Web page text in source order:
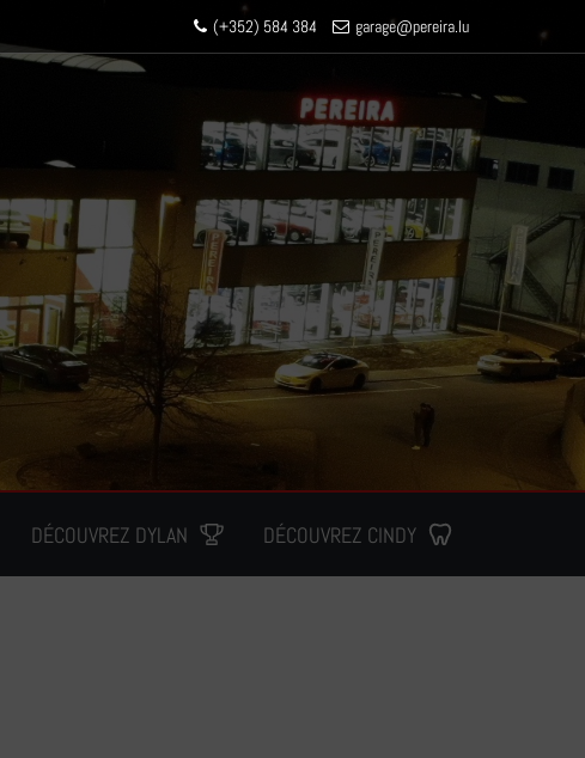
(+352) 584 384 garage@pereira.lu
DÉCOUVREZ DYLAN DÉCOUVREZ CINDY